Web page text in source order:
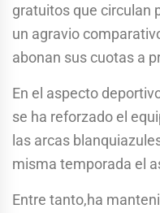
gratuitos que circulan
un agravio
abonan sus cuotas a
En el aspecto
se ha reforzado el
las arcas
misma temporada el
Entre tanto,ha